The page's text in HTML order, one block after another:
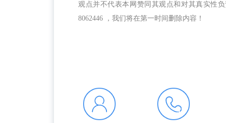
观点并不代表本网赞同其观点和对其真实性
8062446 ，我们将在第一时间删除内容！